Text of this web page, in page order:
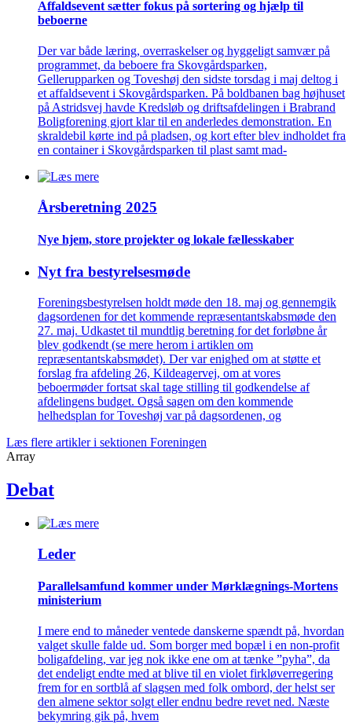
Affaldsevent sætter fokus på sortering og hjælp til
beboerne
Der var både læring, overraskelser og hyggeligt samvær på
programmet, da beboere fra Skovgårdsparken,
Gellerupparken og Toveshøj den sidste torsdag i maj deltog i
et affaldsevent i Skovgårdsparken. På boldbanen bag højhuset
på Astridsvej havde Kredsløb og driftsafdelingen i Brabrand
Boligforening gjort klar til en anderledes demonstration. En
skraldebil kørte ind på pladsen, og kort efter blev indholdet fra
en container i Skovgårdsparken til plast samt mad-
Årsberetning 2025
Nye hjem, store projekter og lokale fælles­skaber
Nyt fra bestyrelsesmøde
Foreningsbestyrelsen holdt møde den 18. maj og gennemgik
dagsordenen for det kommende repræsentantskabsmøde den
27. maj. Udkastet til mundtlig beretning for det forløbne år
blev godkendt (se mere herom i artiklen om
repræsentantskabsmødet). Der var enighed om at støtte et
forslag fra afdeling 26, Kildeagervej, om at vores
beboermøder fortsat skal tage stilling til godkendelse af
afdelingens budget. Også sagen om den kommende
helhedsplan for Toveshøj var på dagsordenen, og
Læs flere artikler i sektionen Foreningen
Array
Debat
Leder
Parallelsamfund kommer under Mørklægnings-Mortens
ministerium
I mere end to måneder ventede danskerne spændt på, hvordan
valget skulle falde ud. Som borger med bopæl i en non-profit
boligafdeling, var jeg nok ikke ene om at tænke ”pyha”, da
det endeligt endte med at blive til en violet firkløverregering
frem for en sortblå af slagsen med folk ombord, der helst ser
den almene sektor solgt eller endnu bedre revet ned. Næste
bekymring gik på, hvem